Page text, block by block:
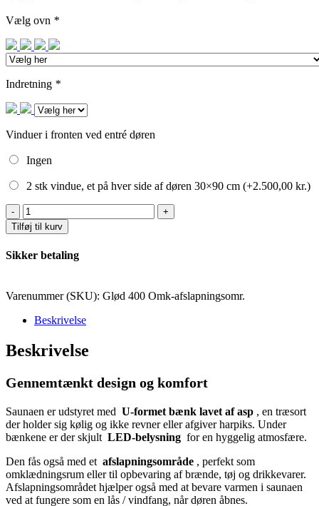
Vælg ovn *
Indretning *
Vinduer i fronten ved entré døren
Ingen
2 stk vindue, et på hver side af døren 30×90 cm (+2.500,00 kr.)
Model
Glød
400
LANG
antal
Tilføj til kurv
Sikker betaling
Varenummer (SKU): Glød 400 Omk-afslapningsomr.
Beskrivelse
Beskrivelse
Gennemtænkt design og komfort
Saunaen er udstyret med U-formet bænk lavet af asp , en træsort
der holder sig kølig og ikke revner eller afgiver harpiks. Under
bænkene er der skjult LED-belysning for en hyggelig atmosfære.
Den fås også med et afslapningsområde , perfekt som
omklædningsrum eller til opbevaring af brænde, tøj og drikkevarer.
Afslapningsområdet hjælper også med at bevare varmen i saunaen
ved at fungere som en lås / vindfang, når døren åbnes.